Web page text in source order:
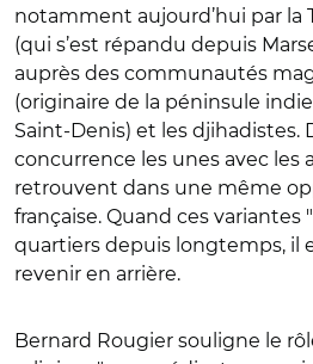
notamment aujourd’hui par la
(qui s’est répandu depuis
auprès des communautés
(originaire de la péninsule
Saint-Denis) et les djihadistes.
concurrence les unes avec les
retrouvent dans une même
française. Quand ces variantes
quartiers depuis longtemps, il
revenir en arrière.
Bernard Rougier souligne le